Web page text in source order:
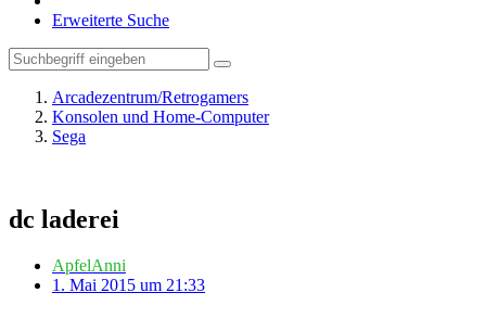
Erweiterte Suche
Arcadezentrum/Retrogamers
Konsolen und Home-Computer
Sega
dc laderei
ApfelAnni
1. Mai 2015 um 21:33